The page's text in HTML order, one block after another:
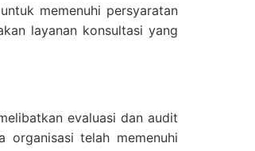
memenuhi persyaratan
layanan konsultasi yang
evaluasi dan audit
telah memenuhi